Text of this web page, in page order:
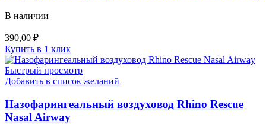
В наличии
390,00 ₽
Купить в 1 клик
Быстрый просмотр
Добавить в список желаний
Назофарингеальный воздуховод Rhino Rescue
Nasal Airway